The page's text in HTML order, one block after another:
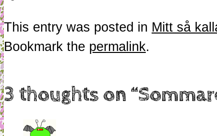
This entry was posted in Mitt så
Bookmark the permalink.
3 thoughts on “